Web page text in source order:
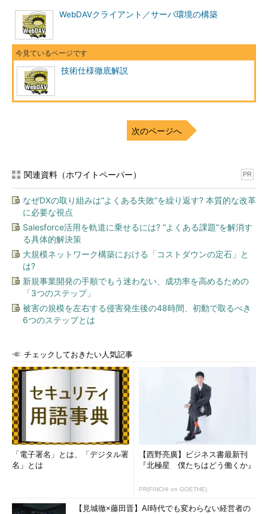
WebDAVクライアント／サーバ環境の構築
技術仕様徹底解説
次のページへ
関連資料（ホワイトペーパー） PR
なぜDXの取り組みは“よくある失敗”を繰り返す? 本質的な改革
に必要な視点
Salesforce活用を軌道に乗せるには? “よくある課題”を解消す
る具体的解決策
大規模ネットワーク構築における「コストダウンの定石」と
は?
新規事業開発の手順でもう迷わない、成功率を高めるための
「3つのステップ」
被害の規模を左右する侵害発生後の48時間、初動で取るべき
6つのステップとは
チェックしておきたい人気記事
「電子署名」とは、「デジタル署
名」とは
【西野亮廣】ビジネス書最新刊
『北極星 僕たちはどう働くか』
PR(FINCHI on GOETHE)
【見城徹×藤田晋】AI時代でも変わらない経営者の